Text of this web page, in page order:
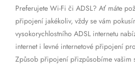
Preferujete Wi-Fi či ADSL? Ať máte
připojení jakékoliv, vždy se vám
vysokorychlostního ADSL internetu
internet i levné internetové připojení
Způsob připojení přizpůsobíme vašim